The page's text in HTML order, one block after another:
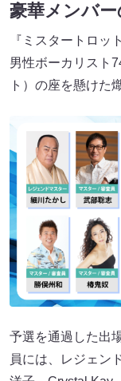
豪華メンバ
『ミスタートロッ
男性ボーカリスト
ト）の座を懸けた
予選を通過した出
員には、レジェン